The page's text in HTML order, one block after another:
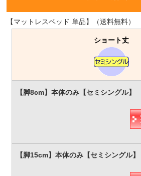
【マットレスベッド 単品】（送料無料）
ショート丈